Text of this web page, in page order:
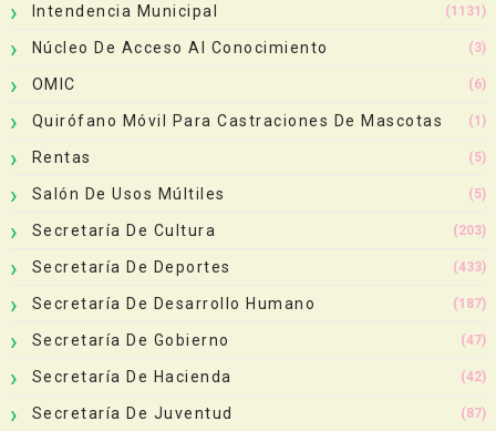
Intendencia Municipal (1131)
Núcleo De Acceso Al Conocimiento (3)
OMIC (6)
Quirófano Móvil Para Castraciones De Mascotas (1)
Rentas (5)
Salón De Usos Múltiles (5)
Secretaría De Cultura (203)
Secretaría De Deportes (433)
Secretaría De Desarrollo Humano (187)
Secretaría De Gobierno (47)
Secretaría De Hacienda (42)
Secretaría De Juventud (87)